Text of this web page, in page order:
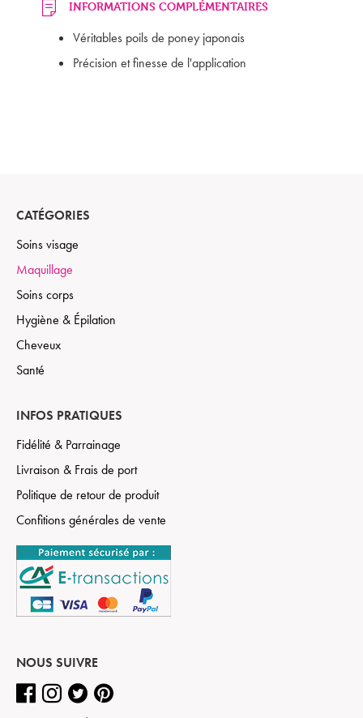
INFORMATIONS COMPLÉMENTAIRES
Véritables poils de poney japonais
Précision et finesse de l'application
CATÉGORIES
Soins visage
Maquillage
Soins corps
Hygiène & Épilation
Cheveux
Santé
INFOS PRATIQUES
Fidélité & Parrainage
Livraison & Frais de port
Politique de retour de produit
Confitions générales de vente
NOUS SUIVRE